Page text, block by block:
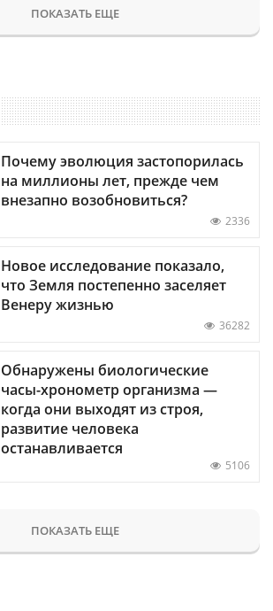
ПОКАЗАТЬ ЕЩЕ
Почему эволюция застопорилась
на миллионы лет, прежде чем
внезапно возобновиться?
2336
Новое исследование показало,
что Земля постепенно заселяет
Венеру жизнью
36282
Обнаружены биологические
часы-хронометр организма —
когда они выходят из строя,
развитие человека
останавливается
5106
ПОКАЗАТЬ ЕЩЕ